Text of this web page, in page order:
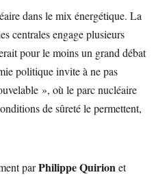
dans le mix énergétique. La
centrales engage plusieurs
pour le moins un grand débat
politique invite à ne pas
», où le parc nucléaire
de sûreté le permettent,
parPhilippe Quirionet